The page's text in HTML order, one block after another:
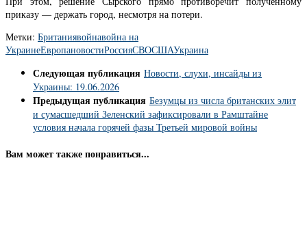
приказу — держать город, несмотря на потери.
Метки: Британиявойнавойна на
УкраинеЕвропановостиРоссияСВОСШАУкраина
Следующая публикация Новости, слухи, инсайды из
Украины: 19.06.2026
Предыдущая публикация Безумцы из числа британских элит
и сумасшедший Зеленский зафиксировали в Рамштайне
условия начала горячей фазы Третьей мировой войны
Вам может также понравиться...